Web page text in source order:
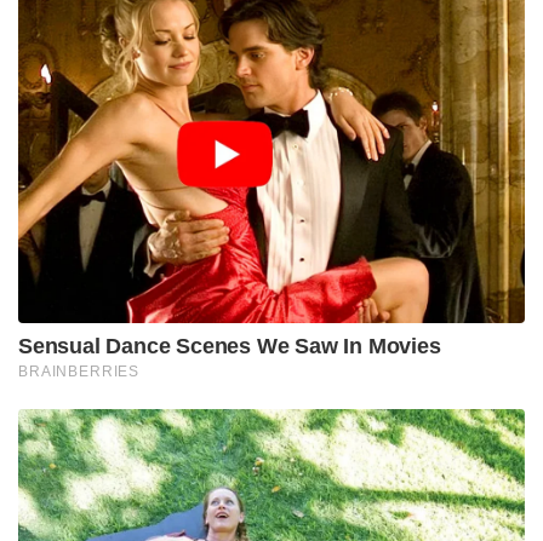
ജപ്പാന്റെ എഫ്-2 പോർവിമാനങ്ങൾ ആദ്യമായി
ഇന്ത്യയിലേക്ക് ; ഇന്തോ-പസഫിക്കിൽ പ്രതിരോധ
സഹകരണം ശക്തമാക്കാൻ തീരുമാനം
തീവ്രവാദ പ്രചാരണത്തിനെതിരെ ശക്തമായ
നടപടികളുമായി ഫഡ്നാവിസ് ; തീവ്രനിലപാടുള്ള 114
പ്രസിദ്ധീകരണങ്ങൾ നിരോധിച്ച് മഹാരാഷ്ട്ര സർക്കാർ
​”ഇന്ത്യയിലെ ഏറ്റവും പ്രധാനപ്പെട്ട സാങ്കേതികവിദ്യാ
കമ്പനികളിലൊന്നായി ക്രെഡിനെ വളർത്തിയെടുത്ത
വ്യക്തിയാണ് കുനാൽ. ലോകത്തിലെ ഏറ്റവും വലിയ
മെസ്സേജിംഗ് ആപ്പ് നയിക്കാൻ അദ്ദേഹത്തിന് മികച്ച
ആഗോള കാഴ്ചപ്പാടും ശക്തമായ നിർമ്മിതി
മനോഭാവവും ഉണ്ട്,” എന്ന് ​മെറ്റാ സിഇഒ മാർക്ക്
കുനാൽ ഷായെ സ്വാഗതം ചെയ്തുകൊണ്ട് അറിയിച്ചു.
ഇന്ത്യൻ സ്റ്റാർട്ടപ്പ് ലോകത്തെ ഏറ്റവും സ്വാധീനമുള്ള
വ്യക്തികളിലൊരാളാണ് കുനാൽ ഷാ. 2009-ൽ
പൈസബാക്ക് (PaisaBack), 2010-ൽ മൊബൈൽ